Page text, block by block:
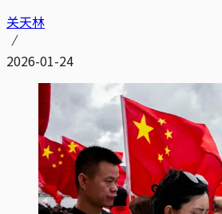
关天林
2026-01-24